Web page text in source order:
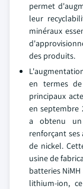
permet
leur
minéraux
des produits.
en termes
principaux
en septembre
a obtenu
renforçant ses
de nickel.
usine de
batteries
lithium-ion,